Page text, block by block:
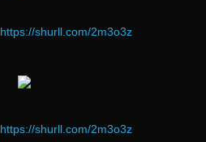
https://shurll.com/2m3o3z
https://shurll.com/2m3o3z